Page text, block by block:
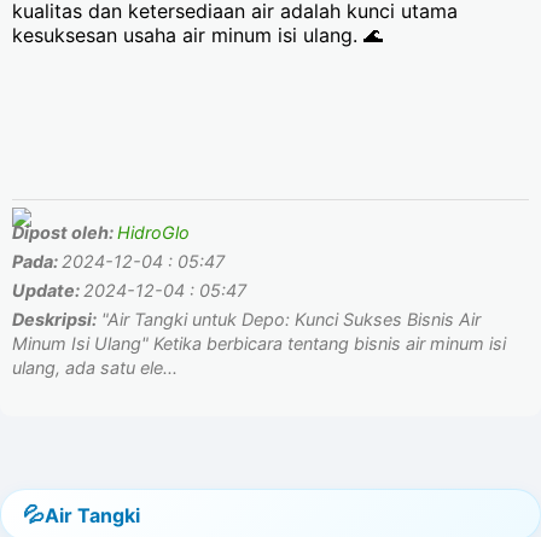
kualitas dan ketersediaan air adalah kunci utama
kesuksesan usaha air minum isi ulang. 🌊
Dipost oleh:HidroGlo
Pada: 2024-12-04 : 05:47
Update: 2024-12-04 : 05:47
Deskripsi: "Air Tangki untuk Depo: Kunci Sukses Bisnis Air
Minum Isi Ulang" Ketika berbicara tentang bisnis air minum isi
ulang, ada satu ele...
Air Tangki